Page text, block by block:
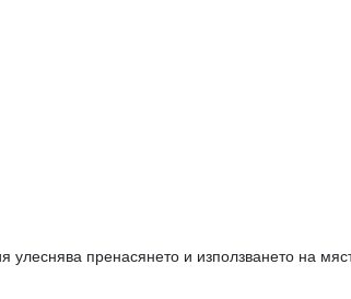
пренасянето и използването на